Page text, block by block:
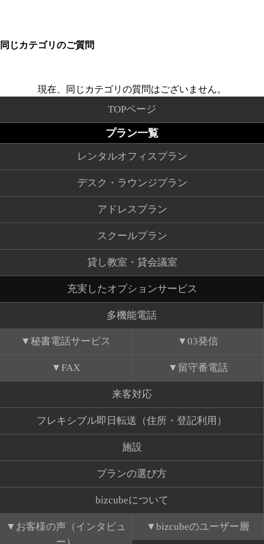
同じカテゴリのご質問
現在、同じカテゴリの質問はございません。
TOPページ
プラン一覧
レンタルオフィスプラン
デスク・ラウンジプラン
アドレスプラン
スクールプラン
貸し教室・貸会議室
充実したオプションサービス
多機能電話
秘書電話サービス 03発信
FAX 留守番電話
来客対応
フレキシブル即日転送（住所・登記利用）
施設
プランの選び方
bizcubeについて
お客様の声（インタビュ
bizcubeのユーザー層